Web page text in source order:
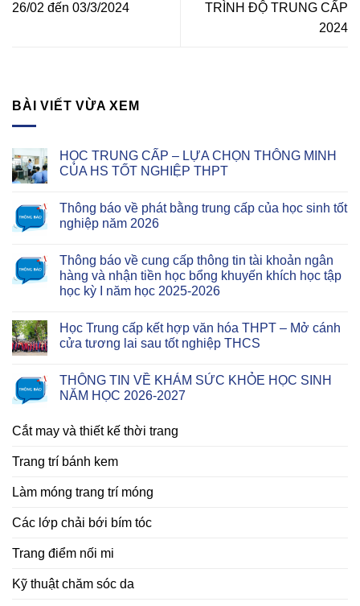
26/02 đến 03/3/2024
TRÌNH ĐỘ TRUNG CẤP
2024
BÀI VIẾT VỪA XEM
HỌC TRUNG CẤP – LỰA CHỌN THÔNG MINH
CỦA HS TỐT NGHIỆP THPT
Thông báo về phát bằng trung cấp của học sinh tốt
nghiệp năm 2026
Thông báo về cung cấp thông tin tài khoản ngân
hàng và nhận tiền học bổng khuyến khích học tập
học kỳ I năm học 2025-2026
Học Trung cấp kết hợp văn hóa THPT – Mở cánh
cửa tương lai sau tốt nghiệp THCS
THÔNG TIN VỀ KHÁM SỨC KHỎE HỌC SINH
NĂM HỌC 2026-2027
Cắt may và thiết kế thời trang
Trang trí bánh kem
Làm móng trang trí móng
Các lớp chải bới bím tóc
Trang điểm nối mi
Kỹ thuật chăm sóc da